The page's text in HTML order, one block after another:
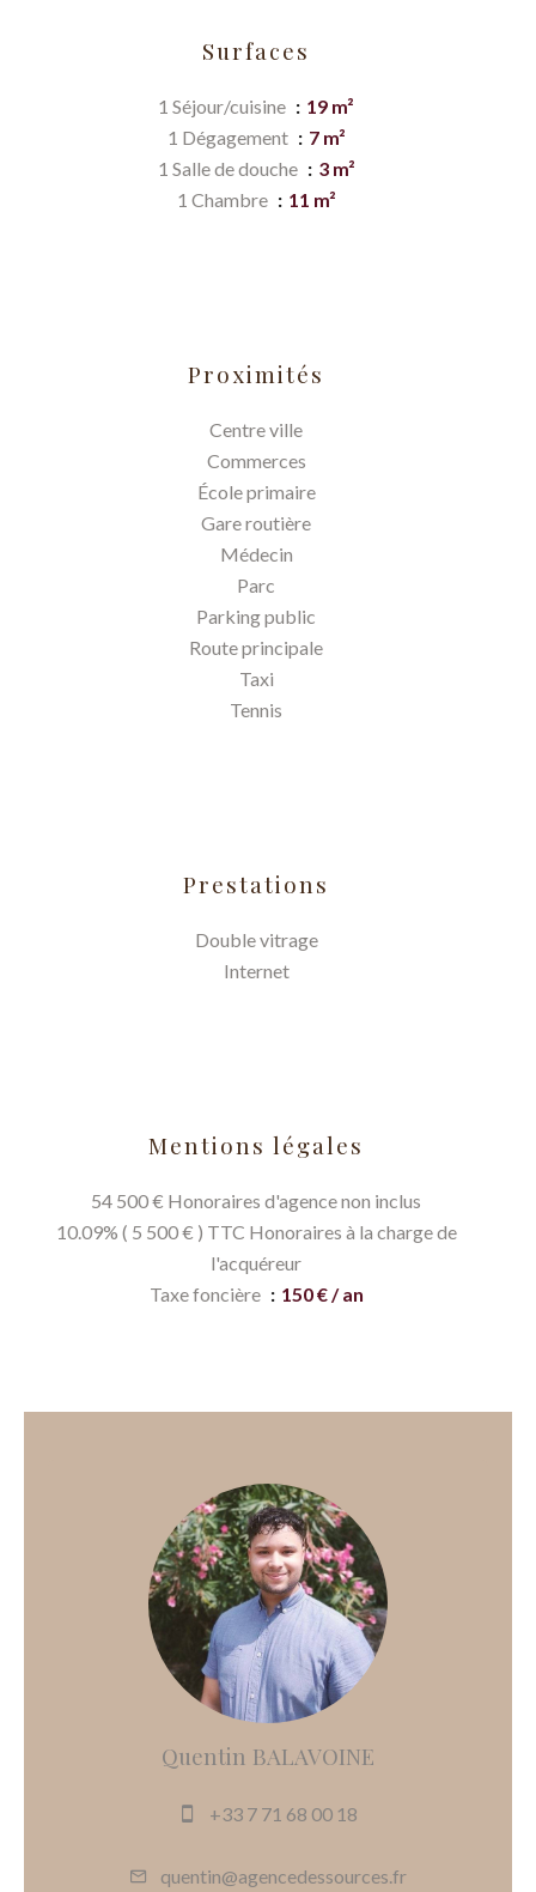
Surfaces
1 Séjour/cuisine
19 m²
1 Dégagement
7 m²
1 Salle de douche
3 m²
1 Chambre
11 m²
Proximités
Centre ville
Commerces
École primaire
Gare routière
Médecin
Parc
Parking public
Route principale
Taxi
Tennis
Prestations
Double vitrage
Internet
Mentions légales
54 500 € Honoraires d'agence non inclus
10.09% ( 5 500 € ) TTC Honoraires à la charge de
l'acquéreur
Taxe foncière
150 € / an
Quentin BALAVOINE
+33 7 71 68 00 18
quentin@agencedessources.fr